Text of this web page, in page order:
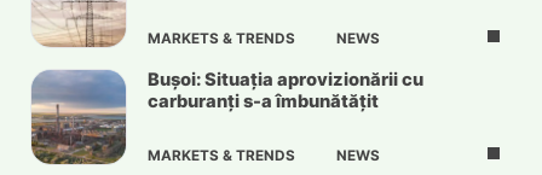
MARKETS & TRENDS NEWS
Bușoi: Situația aprovizionării cu
carburanți s-a îmbunătățit
MARKETS & TRENDS NEWS